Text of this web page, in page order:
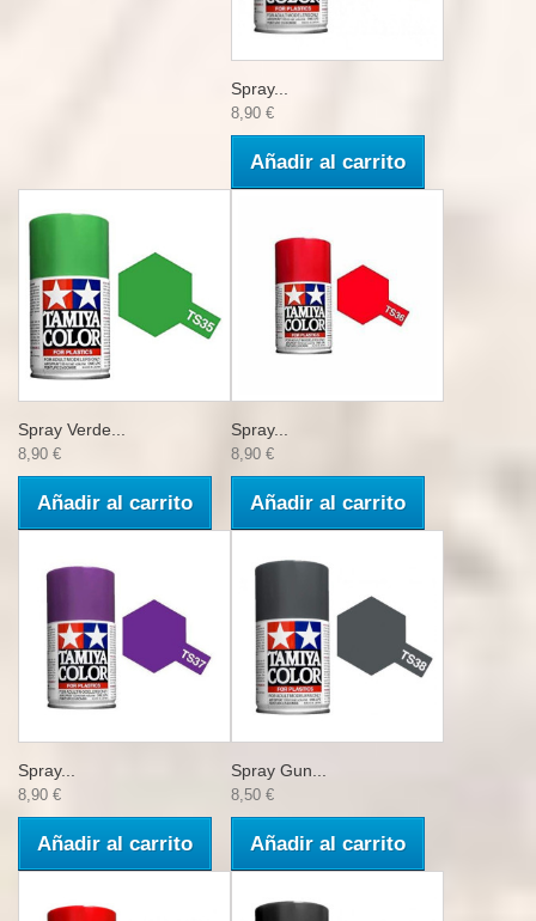
Spray...
8,90 €
Añadir al carrito
Spray Verde...
8,90 €
Añadir al carrito
Spray...
8,90 €
Añadir al carrito
Spray...
8,90 €
Añadir al carrito
Spray Gun...
8,50 €
Añadir al carrito